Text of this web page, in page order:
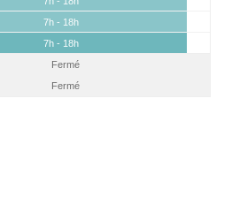
7h - 18h
7h - 18h
Fermé
Fermé